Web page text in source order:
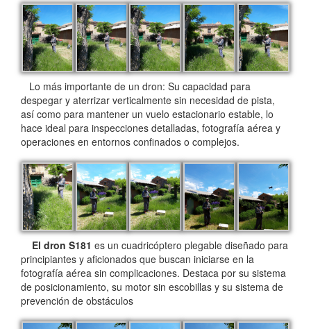
Lo más importante de un dron: Su capacidad para
despegar y aterrizar verticalmente sin necesidad de pista,
así como para mantener un vuelo estacionario estable, lo
hace ideal para inspecciones detalladas, fotografía aérea y
operaciones en entornos confinados o complejos.
El dron S181 es un cuadricóptero plegable diseñado para
principiantes y aficionados que buscan iniciarse en la
fotografía aérea sin complicaciones. Destaca por su sistema
de posicionamiento, su motor sin escobillas y su sistema de
prevención de obstáculos